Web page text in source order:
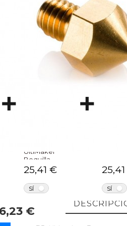
habitualmente
UltiMaker
Boquilla
Olsson 0,4 mm
25,41 €
SÍ SÍ
€